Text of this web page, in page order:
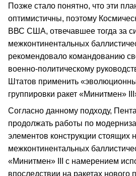
Позже стало понятно, что эти
оптимистичны, поэтому
ВВС США, отвечавшее тогда за
межконтинентальных
рекомендовало командованию
военно-политическому
Штатов применить
группировки ракет «Минитмен»
Согласно данному подходу,
продолжать работы по
элементов конструкции стоящих
межконтинентальных
«Минитмен» III с намерением
впоследствии на ракетах нового